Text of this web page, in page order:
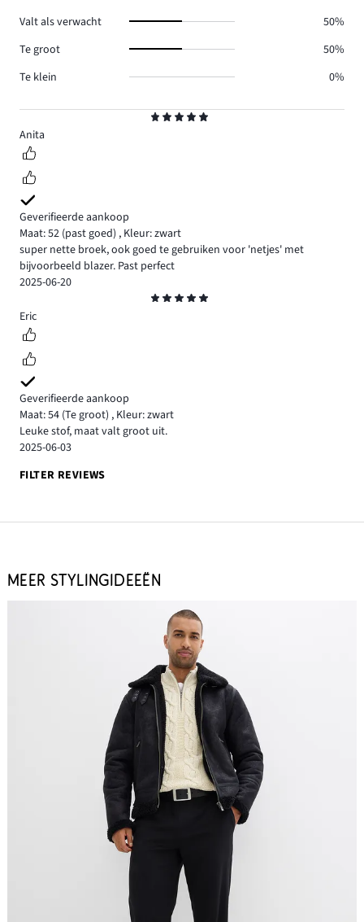
5
Anita
Geverifieerde aankoop
Maat: 52 (past goed) , Kleur: zwart
super nette broek, ook goed te gebruiken voor 'netjes' met
bijvoorbeeld blazer. Past perfect
2025-06-20
5
Eric
Geverifieerde aankoop
Maat: 54 (Te groot) , Kleur: zwart
Leuke stof, maat valt groot uit.
2025-06-03
FILTER REVIEWS
Valt als verwacht
50%
Te groot
50%
Te klein
0%
MEER STYLINGIDEEËN